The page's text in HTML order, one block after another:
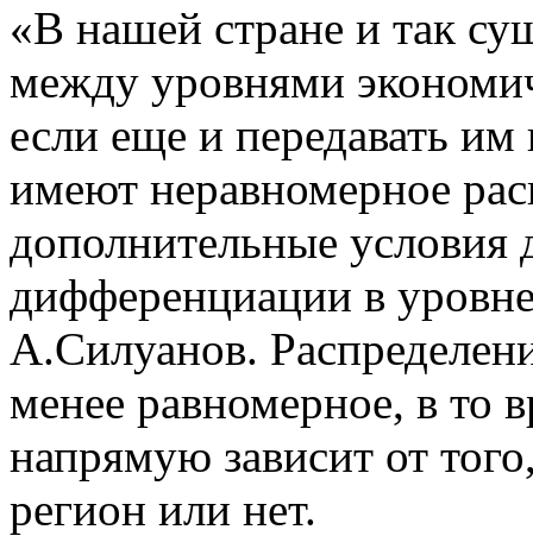
«В нашей стране и так
между уровнями
если еще и передавать
имеют неравномерное
дополнительные
дифференциации в
А.Силуанов.
менее равномерное, в то
напрямую зависит от
регион или нет.